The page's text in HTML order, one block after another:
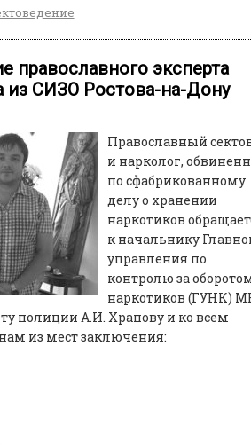
православного эксперта
из СИЗО Ростова-на-Дону
Православный
и нарколог,
по сфабрикованному
делу о хранении
наркотиков
к начальнику
управления по
контролю за
наркотиков (ГУНК)
полиции А.И. Храпову и ко всем
из мест заключения: